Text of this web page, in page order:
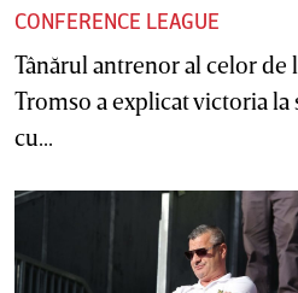
CONFERENCE LEAGUE
Tânărul antrenor al celor de
Tromso a explicat victoria la
cu...